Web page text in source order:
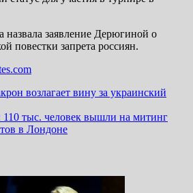
назвала заявление Дерюгиной о
повестки запрета россиян.
возлагает вину за украинский
110 тыс. человек вышли на митинг
в Лондоне